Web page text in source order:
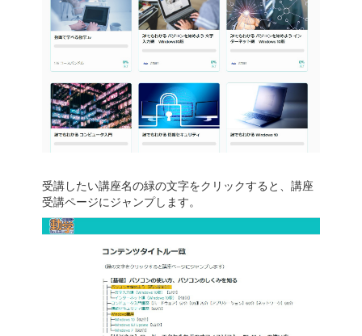
受講したい講座名の緑の文字をクリックすると、講座
受講ページにジャンプします。